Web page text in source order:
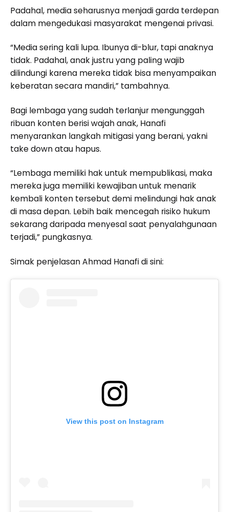
Padahal, media seharusnya menjadi garda terdepan
dalam mengedukasi masyarakat mengenai privasi.
“Media sering kali lupa. Ibunya di-blur, tapi anaknya
tidak. Padahal, anak justru yang paling wajib
dilindungi karena mereka tidak bisa menyampaikan
keberatan secara mandiri,” tambahnya.
Bagi lembaga yang sudah terlanjur mengunggah
ribuan konten berisi wajah anak, Hanafi
menyarankan langkah mitigasi yang berani, yakni
take down atau hapus.
“Lembaga memiliki hak untuk mempublikasi, maka
mereka juga memiliki kewajiban untuk menarik
kembali konten tersebut demi melindungi hak anak
di masa depan. Lebih baik mencegah risiko hukum
sekarang daripada menyesal saat penyalahgunaan
terjadi,” pungkasnya.
Simak penjelasan Ahmad Hanafi di sini:
View this post on Instagram